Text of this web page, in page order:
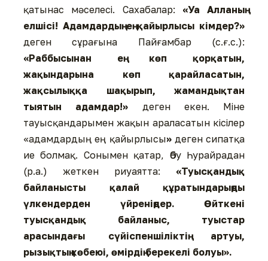
қатынас мәселесі. Сахабалар: «Уа Алланың
елшісі! Адамдардың ең қайырлысы кімдер?»
деген сұрағына Пайғамбар (с.ғ.с.):
«Раббысынан ең көп қорқатын,
жақындарына көп қарайласатын,
жақсылыққа шақырып, жамандықтан
тыятын адамдар!» деген екен. Міне
тауысқандарымен жақын араласатын кісілер
«адамдардың ең қайырлысы»деген сипатқа
ие болмақ. Сонымен қатар, Әбу Һурайрадан
(р.а.) жеткен риуаятта: «Туысқандық
байланысты қалай құратындарыңды
үлкендерден үйреніңдер. Өйткені
туысқандық байланыс, туыстар
арасындағы сүйіспеншіліктің артуы,
рызықтың көбеюі, өмірдің берекелі болуы».